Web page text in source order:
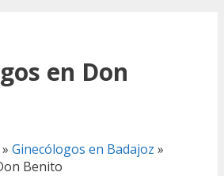
en Don
» Ginecólogos en Badajoz »
Benito